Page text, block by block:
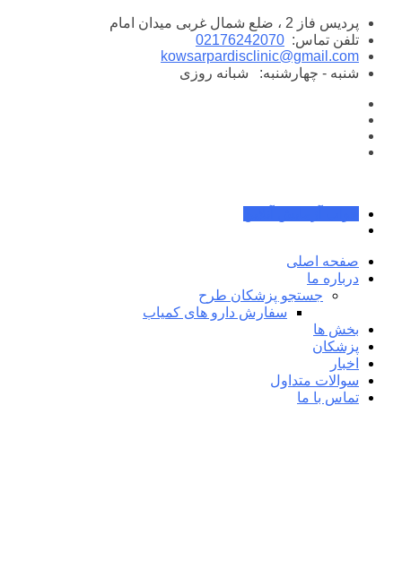
پرش
محتوا
پردیس فاز 2 ، ضلع شمال غربی میدان امام
تلفن تماس: 02176242070
kowsarpardisclinic@gmail.com
شنبه - چهارشنبه:
شبانه روزی
صفحه اصلی
درباره ما
جستجو پزشکان طرح
سفارش دارو های کمیاب
بخش ها
پزشکان
اخبار
سوالات متداول
تماس با ما